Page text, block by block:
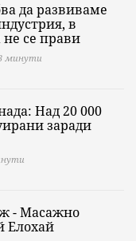
да развиваме
в
се прави
минути
Над 20 000
заради
- Масажно
Елохай